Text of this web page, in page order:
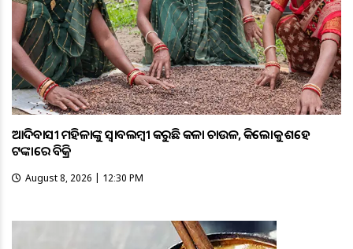
ଆଦିବାସୀ ମହିଳାଙ୍କୁ ସ୍ଵାବଲମ୍ଵୀ କରୁଛି କଳା ଚାଉଳ, କିଲୋକୁ ଶହେ
ଟଙ୍କାରେ ବିକ୍ରି
August 8, 2026 | 12:30 PM